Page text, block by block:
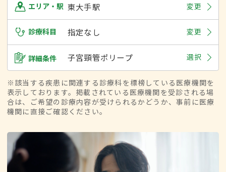
エリア・駅 東大手駅 変更
診療科目 指定なし 変更
詳細条件 子宮頸管ポリープ 選択
※該当する疾患に関連する診療科を標榜している医療機関を
表示しております。掲載されている医療機関を受診される場
合は、ご希望の診療内容が受けられるかどうか、事前に医療
機関に直接ご確認ください。